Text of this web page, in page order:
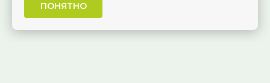
ПОНЯТНО